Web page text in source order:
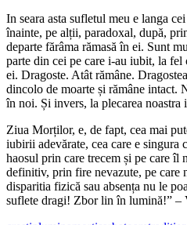
In seara asta sufletul meu e langa
înainte, pe alții, paradoxal, după,
departe fărâma rămasă în ei. Sunt
parte din cei pe care i-au iubit, la fel
ei. Dragoste. Atât rămâne.
dincolo de moarte și rămâne intact.
în noi. Și invers, la plecarea noastra
Ziua Morților, e, de fapt, cea mai
iubirii adevărate, cea care e singura
haosul prin care trecem și pe care îl
definitiv, prin fire nevazute, pe care
disparitia fizică sau absența nu le
suflete dragi! Zbor lin în lumină!” –